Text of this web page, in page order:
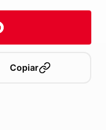
Copiar